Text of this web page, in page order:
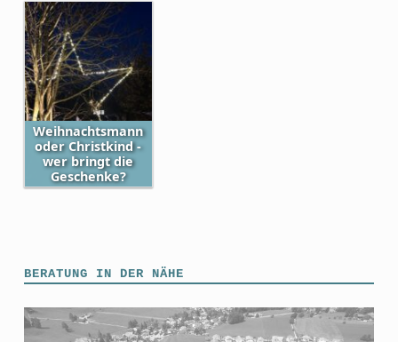
Weihnachtsmann
oder Christkind -
wer bringt die
Geschenke?
BERATUNG IN DER NÄHE